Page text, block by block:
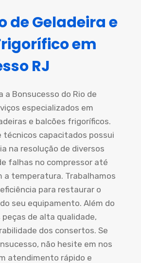
de Geladeira e
em
RJ
Bonsucesso do Rio de
especializados em
e balcões frigoríficos.
técnicos capacitados possui
na resolução de diversos
falhas no compressor até
a temperatura. Trabalhamos
para restaurar o
seu equipamento. Além do
de alta qualidade,
dos consertos. Se
não hesite em nos
atendimento rápido e